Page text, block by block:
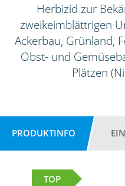
Herbizid zur
zweikeimblättrigen
Ackerbau, Grünland,
Obst- und
Plätzen
PRODUKTINFO
TOP